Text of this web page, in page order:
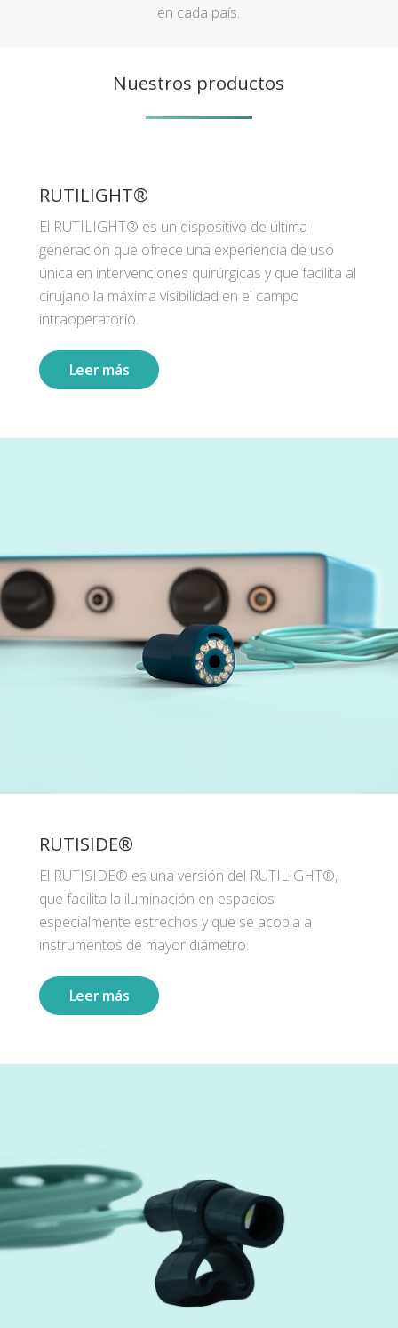
en cada país.
Nuestros productos
RUTILIGHT®
El RUTILIGHT® es un dispositivo de última
generación que ofrece una experiencia de uso
única en intervenciones quirúrgicas y que facilita al
cirujano la máxima visibilidad en el campo
intraoperatorio.
Leer más
RUTISIDE®
El RUTISIDE® es una versión del RUTILIGHT®,
que facilita la iluminación en espacios
especialmente estrechos y que se acopla a
instrumentos de mayor diámetro.
Leer más